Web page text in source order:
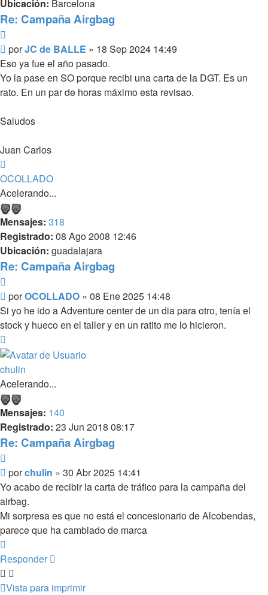
Ubicación: Barcelona
Re: Campaña Airgbag
Mensaje
sin
leer
porJC de BALLE » 18 Sep 2024 14:49
Eso ya fue el año pasado.
Yo la pase en SO porque recibi una carta de la DGT. Es un
rato. En un par de horas máximo esta revisao.
Saludos
Juan Carlos
OCOLLADO
Acelerando...
Mensajes: 318
Registrado: 08 Ago 2008 12:46
Ubicación: guadalajara
Re: Campaña Airgbag
Mensaje
sin
leer
porOCOLLADO » 08 Ene 2025 14:48
Si yo he ido a Adventure center de un dia para otro, tenía el
stock y hueco en el taller y en un ratito me lo hicieron.
chulin
Acelerando...
Mensajes: 140
Registrado: 23 Jun 2018 08:17
Re: Campaña Airgbag
Mensaje
sin
leer
porchulin » 30 Abr 2025 14:41
Yo acabo de recibir la carta de tráfico para la campaña del
airbag.
Mi sorpresa es que no está el concesionario de Alcobendas,
parece que ha cambiado de marca
Responder
Vista para imprimir